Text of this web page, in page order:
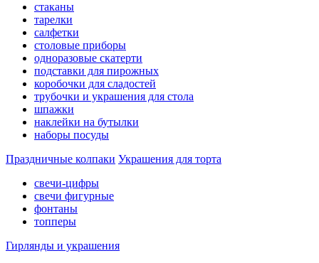
стаканы
тарелки
салфетки
столовые приборы
одноразовые скатерти
подставки для пирожных
коробочки для сладостей
трубочки и украшения для стола
шпажки
наклейки на бутылки
наборы посуды
Праздничные колпаки Украшения для торта
свечи-цифры
свечи фигурные
фонтаны
топперы
Гирлянды и украшения